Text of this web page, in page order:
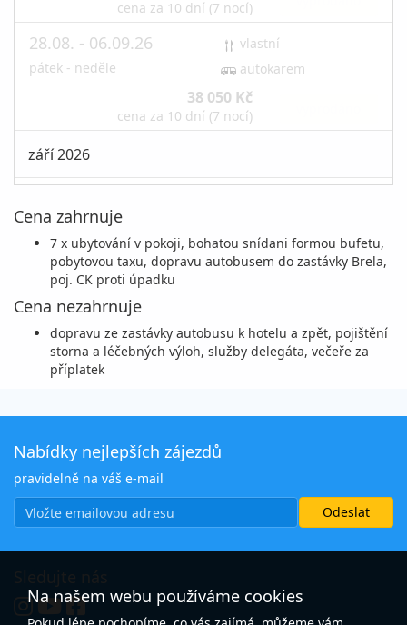
cena za 10 dní (7 nocí)
28.08. - 06.09.26
pátek - neděle
vlastní
autokarem
38 050 Kč
cena za 10 dní (7 nocí)
září 2026
pátek - neděle
31 150 Kč
cena za 10 dní (7 nocí) vyprodáno
11.09. - 20.09.26
pátek - neděle
autokarem
31 150 Kč
18.09. - 27.09.26
vlastní
cena za 10 dní (7 nocí)
25.09. - 04.10.26
pátek - neděle
vlastní
autokarem
cena za 10 dní (7 nocí)
Cena zahrnuje
7 x ubytování v pokoji, bohatou snídani formou bufetu,
pobytovou taxu, dopravu autobusem do zastávky Brela,
poj. CK proti úpadku
Cena nezahrnuje
dopravu ze zastávky autobusu k hotelu a zpět, pojištění
storna a léčebných výloh, služby delegáta, večeře za
příplatek
Nabídky nejlepších zájezdů
pravidelně na váš e-mail
Na našem webu používáme cookies